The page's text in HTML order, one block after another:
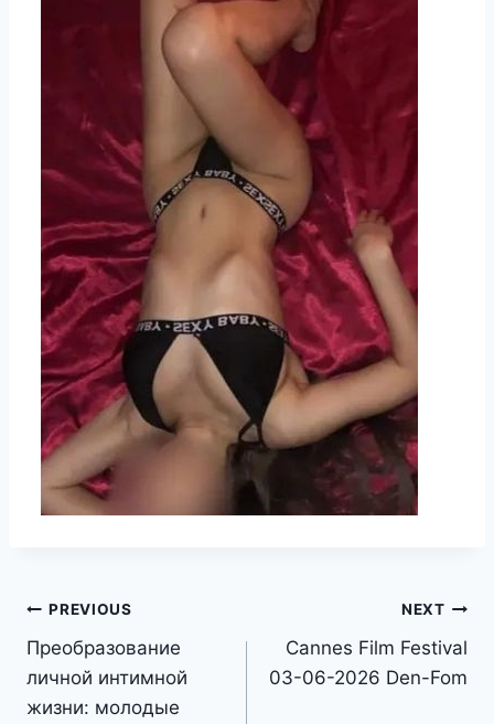
Post
navigation
PREVIOUS
Преобразование
личной интимной
жизни: молодые
NEXT
Cannes Film Festival
03-06-2026 Den-Fom